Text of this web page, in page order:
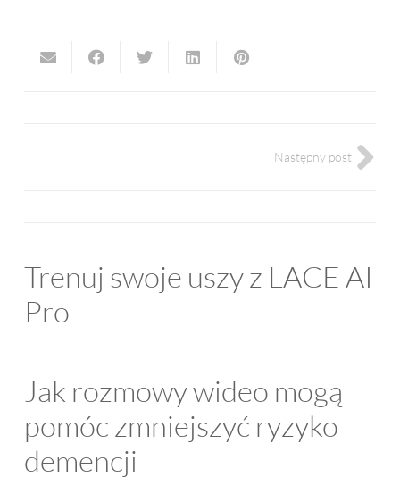
Następny post
Trenuj swoje uszy z LACE AI
Pro
Jak rozmowy wideo mogą
pomóc zmniejszyć ryzyko
demencji